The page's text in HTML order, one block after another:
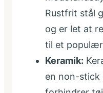
Rustfrit stål
og er let at
til et
Keramik:
en non-stick